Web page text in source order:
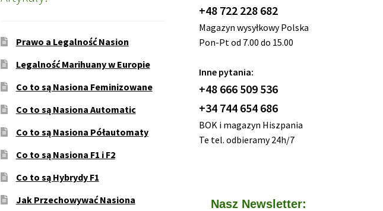
Prawo a Legalność Nasion
Legalność Marihuany w Europie
Co to są Nasiona Feminizowane
Co to są Nasiona Automatic
Co to są Nasiona Półautomaty
Co to są Nasiona F1 i F2
Co to są Hybrydy F1
Jak Przechowywać Nasiona
+48 722 228 682
Magazyn wysyłkowy Polska
Pon-Pt od 7.00 do 15.00
Inne pytania:
+48 666 509 536
+34 744 654 686
BOK i magazyn Hiszpania
Te tel. odbieramy 24h/7
Nasz Newsletter: